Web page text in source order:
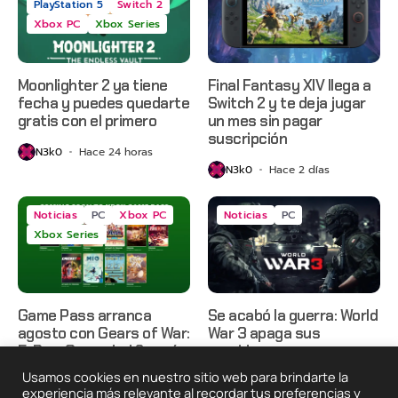
PlayStation 5
Switch 2
Xbox PC
Xbox Series
Moonlighter 2 ya tiene
fecha y puedes quedarte
gratis con el primero
N3k0 Hace 24 horas
Final Fantasy XIV llega a
Switch 2 y te deja jugar
un mes sin pagar
suscripción
N3k0 Hace 2 días
Noticias PC
Xbox PC
Xbox Series
Game Pass arranca
agosto con Gears of War:
E-Day, Grounded 2 y más
N3k0 Hace 2 días
Noticias PC
Se acabó la guerra: World
War 3 apaga sus
servidores
N3k0 Hace 3 días
Usamos cookies en nuestro sitio web para brindarte la
experiencia más relevante al recordar tus preferencias y